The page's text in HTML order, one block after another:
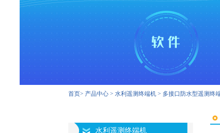
首页> 产品中心> 水利遥测终端机> 多接口防水型遥测终
水利遥测终端机